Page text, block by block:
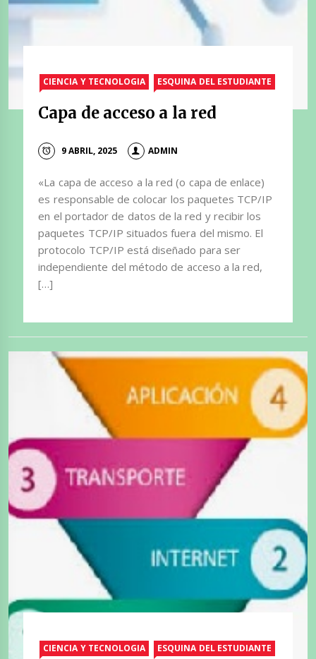
CIENCIA Y TECNOLOGIA ESQUINA DEL ESTUDIANTE
Capa de acceso a la red
9 ABRIL, 2025 ADMIN
«La capa de acceso a la red (o capa de enlace)
es responsable de colocar los paquetes TCP/IP
en el portador de datos de la red y recibir los
paquetes TCP/IP situados fuera del mismo. El
protocolo TCP/IP está diseñado para ser
independiente del método de acceso a la red,
[…]
CIENCIA Y TECNOLOGIA ESQUINA DEL ESTUDIANTE